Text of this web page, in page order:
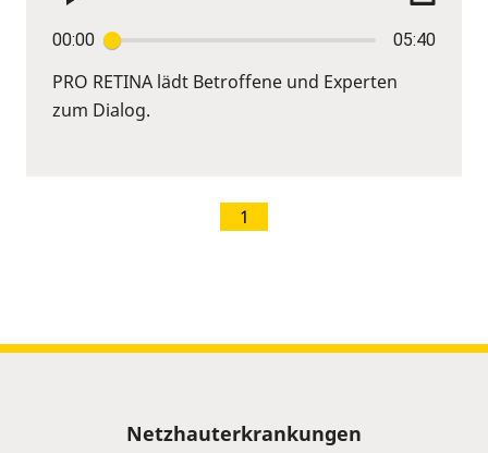
00:00 05:40
PRO RETINA lädt Betroffene und Experten
zum Dialog.
1
Netzhauterkrankungen